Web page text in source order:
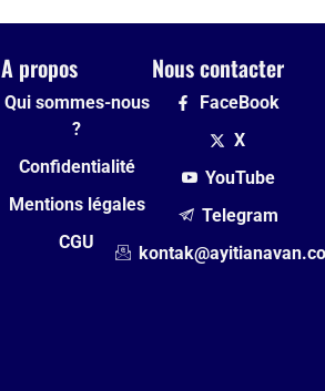
A propos
Qui sommes-nous
?
Confidentialité
Mentions légales
CGU
Nous contacter
FaceBook
X
YouTube
Telegram